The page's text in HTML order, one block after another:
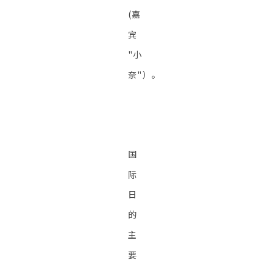
(嘉
宾
"小
奈"）。
国
际
日
的
主
要